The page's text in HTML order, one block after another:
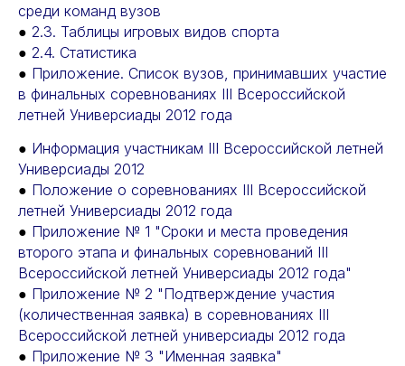
среди команд вузов
● 2.3. Таблицы игровых видов спорта
● 2.4. Статистика
● Приложение. Список вузов, принимавших участие
в финальных соревнованиях III Всероссийской
летней Универсиады 2012 года
● Информация участникам III Всероссийской летней
Универсиады 2012
● Положение о соревнованиях III Всероссийской
летней Универсиады 2012 года
● Приложение № 1 "Сроки и места проведения
второго этапа и финальных соревнований III
Всероссийской летней Универсиады 2012 года"
● Приложение № 2 "Подтверждение участия
(количественная заявка) в соревнованиях III
Всероссийской летней универсиады 2012 года
● Приложение № 3 "Именная заявка"